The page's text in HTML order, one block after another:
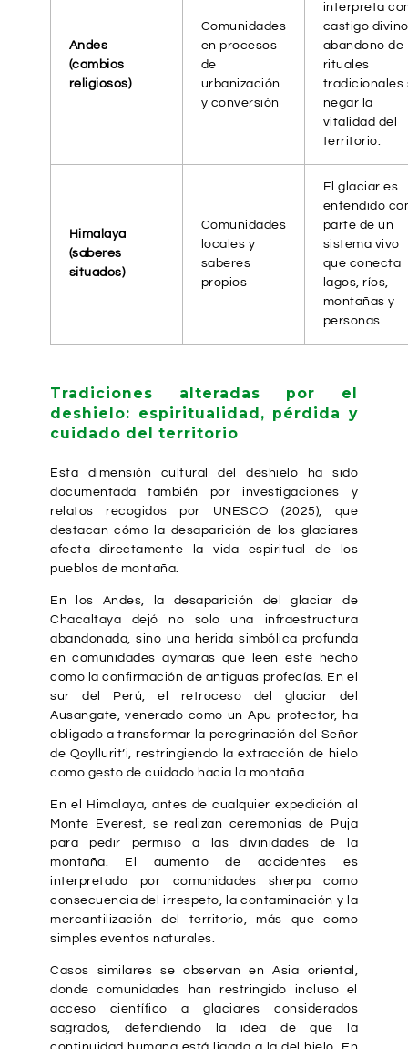
Andes
(cambios
religiosos)
Comunidades
en procesos
de
urbanización
y conversión
interpreta
castigo
abandono de
rituales
tradicionales
negar la
vitalidad del
territorio.
Himalaya
(saberes
situados)
Comunidades
locales y
saberes
propios
El glaciar es
entendido
parte de un
sistema vivo
que conecta
lagos, ríos,
montañas y
personas.
Tradiciones alteradas por el
deshielo: espiritualidad, pérdida y
cuidado del territorio
Esta dimensión cultural del deshielo ha sido
documentada también por investigaciones y
relatos recogidos por UNESCO (2025) , que
destacan cómo la desaparición de los glaciares
afecta directamente la vida espiritual de los
pueblos de montaña.
En los Andes, la desaparición del glaciar de
Chacaltaya dejó no solo una infraestructura
abandonada, sino una herida simbólica profunda
en comunidades aymaras que leen este hecho
como la confirmación de antiguas profecías. En el
sur del Perú, el retroceso del glaciar del
Ausangate , venerado como un Apu protector, ha
obligado a transformar la peregrinación del Señor
de Qoyllurit’i, restringiendo la extracción de hielo
como gesto de cuidado hacia la montaña.
En el Himalaya, antes de cualquier expedición al
Monte Everest , se realizan ceremonias de Puja
para pedir permiso a las divinidades de la
montaña. El aumento de accidentes es
interpretado por comunidades sherpa como
consecuencia del irrespeto, la contaminación y la
mercantilización del territorio, más que como
simples eventos naturales.
Casos similares se observan en Asia oriental,
donde comunidades han restringido incluso el
acceso científico a glaciares considerados
sagrados, defendiendo la idea de que la